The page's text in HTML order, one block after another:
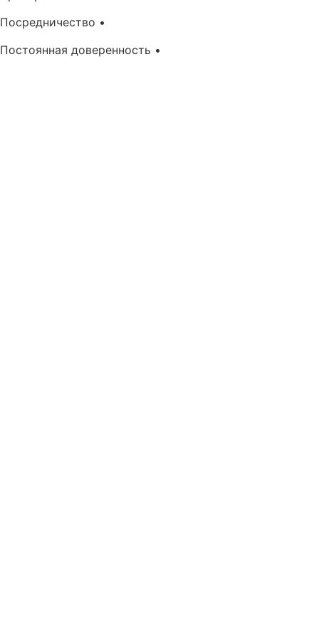
Посредничество •
Постоянная доверенность •